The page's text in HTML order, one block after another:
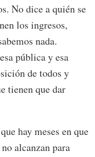
No dice a quién se
los ingresos,
nada.
pública y esa
de todos y
tienen que dar
hay meses en que
alcanzan para